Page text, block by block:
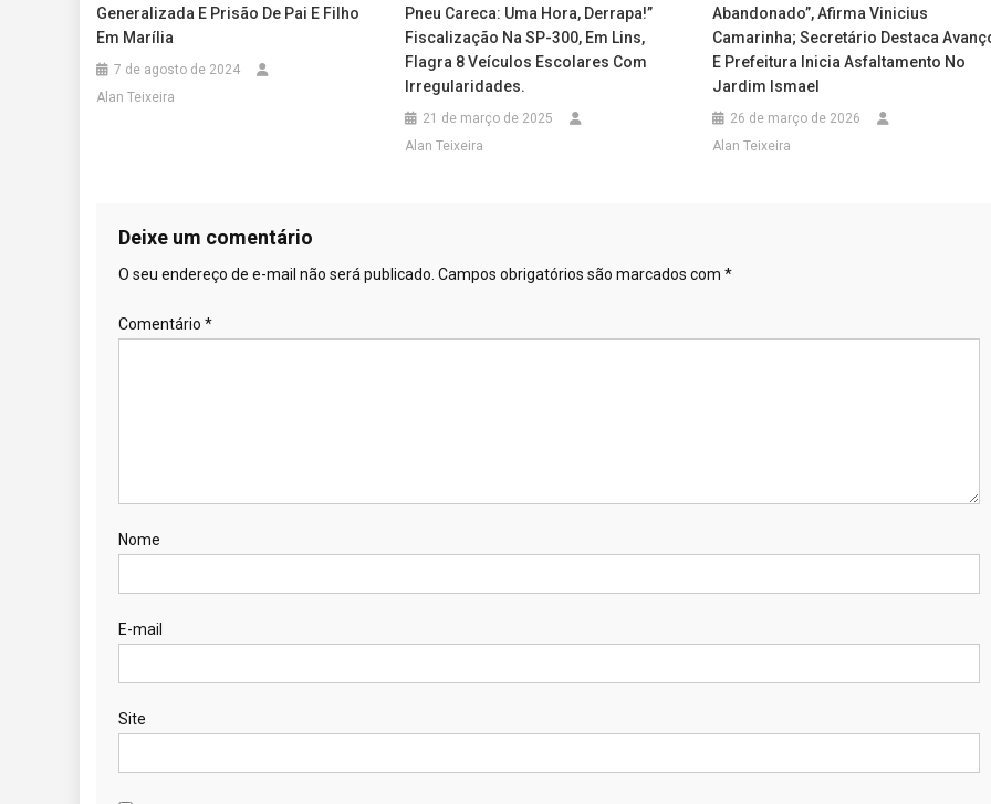
Generalizada E Prisão De Pai E Filho
Em Marília
7 de agosto de 2024
Alan Teixeira
Pneu Careca: Uma Hora, Derrapa!”
Fiscalização Na SP-300, Em Lins,
Flagra 8 Veículos Escolares Com
Irregularidades.
21 de março de 2025
Alan Teixeira
Abandonado”, Afirma Vinicius
Camarinha; Secretário Destaca
E Prefeitura Inicia Asfaltamento No
Jardim Ismael
26 de março de 2026
Alan Teixeira
Deixe um comentário
O seu endereço de e-mail não será publicado. Campos obrigatórios são marcados com *
Comentário *
Nome
E-mail
Site